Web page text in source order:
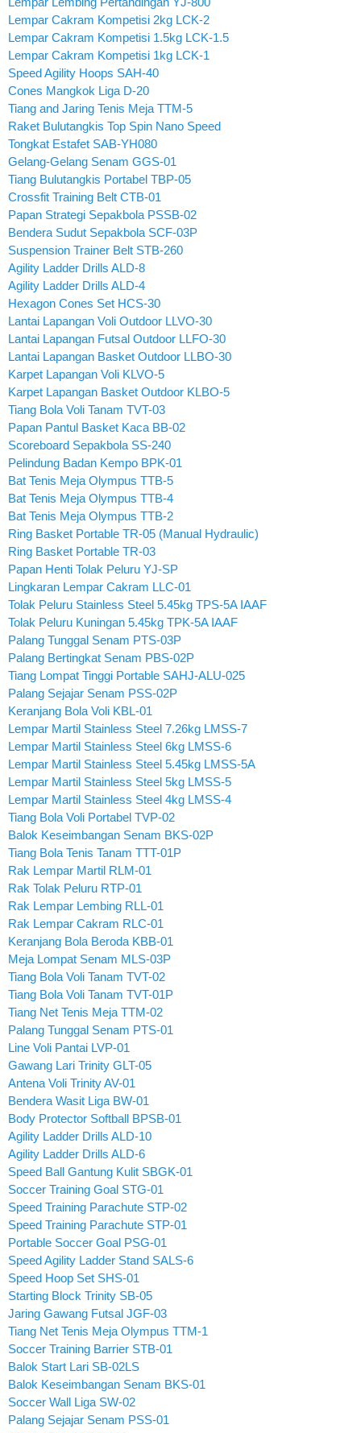
Lempar Cakram Kompetisi 2kg LCK-2
Lempar Cakram Kompetisi 1.5kg LCK-1.5
Lempar Cakram Kompetisi 1kg LCK-1
Speed Agility Hoops SAH-40
Cones Mangkok Liga D-20
Tiang and Jaring Tenis Meja TTM-5
Raket Bulutangkis Top Spin Nano Speed
Tongkat Estafet SAB-YH080
Gelang-Gelang Senam GGS-01
Tiang Bulutangkis Portabel TBP-05
Crossfit Training Belt CTB-01
Papan Strategi Sepakbola PSSB-02
Bendera Sudut Sepakbola SCF-03P
Suspension Trainer Belt STB-260
Agility Ladder Drills ALD-8
Agility Ladder Drills ALD-4
Hexagon Cones Set HCS-30
Lantai Lapangan Voli Outdoor LLVO-30
Lantai Lapangan Futsal Outdoor LLFO-30
Lantai Lapangan Basket Outdoor LLBO-30
Karpet Lapangan Voli KLVO-5
Karpet Lapangan Basket Outdoor KLBO-5
Tiang Bola Voli Tanam TVT-03
Papan Pantul Basket Kaca BB-02
Scoreboard Sepakbola SS-240
Pelindung Badan Kempo BPK-01
Bat Tenis Meja Olympus TTB-5
Bat Tenis Meja Olympus TTB-4
Bat Tenis Meja Olympus TTB-2
Ring Basket Portable TR-05 (Manual Hydraulic)
Ring Basket Portable TR-03
Papan Henti Tolak Peluru YJ-SP
Lingkaran Lempar Cakram LLC-01
Tolak Peluru Stainless Steel 5.45kg TPS-5A IAAF
Tolak Peluru Kuningan 5.45kg TPK-5A IAAF
Palang Tunggal Senam PTS-03P
Palang Bertingkat Senam PBS-02P
Tiang Lompat Tinggi Portable SAHJ-ALU-025
Palang Sejajar Senam PSS-02P
Keranjang Bola Voli KBL-01
Lempar Martil Stainless Steel 7.26kg LMSS-7
Lempar Martil Stainless Steel 6kg LMSS-6
Lempar Martil Stainless Steel 5.45kg LMSS-5A
Lempar Martil Stainless Steel 5kg LMSS-5
Lempar Martil Stainless Steel 4kg LMSS-4
Tiang Bola Voli Portabel TVP-02
Balok Keseimbangan Senam BKS-02P
Tiang Bola Tenis Tanam TTT-01P
Rak Lempar Martil RLM-01
Rak Tolak Peluru RTP-01
Rak Lempar Lembing RLL-01
Rak Lempar Cakram RLC-01
Keranjang Bola Beroda KBB-01
Meja Lompat Senam MLS-03P
Tiang Bola Voli Tanam TVT-02
Tiang Bola Voli Tanam TVT-01P
Tiang Net Tenis Meja TTM-02
Palang Tunggal Senam PTS-01
Line Voli Pantai LVP-01
Gawang Lari Trinity GLT-05
Antena Voli Trinity AV-01
Bendera Wasit Liga BW-01
Body Protector Softball BPSB-01
Agility Ladder Drills ALD-10
Agility Ladder Drills ALD-6
Speed Ball Gantung Kulit SBGK-01
Soccer Training Goal STG-01
Speed Training Parachute STP-02
Speed Training Parachute STP-01
Portable Soccer Goal PSG-01
Speed Agility Ladder Stand SALS-6
Speed Hoop Set SHS-01
Starting Block Trinity SB-05
Jaring Gawang Futsal JGF-03
Tiang Net Tenis Meja Olympus TTM-1
Soccer Training Barrier STB-01
Balok Start Lari SB-02LS
Balok Keseimbangan Senam BKS-01
Soccer Wall Liga SW-02
Palang Sejajar Senam PSS-01